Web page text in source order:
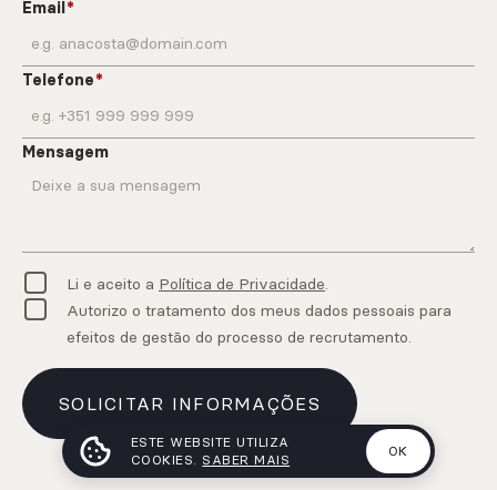
Email
Telefone
Mensagem
Li e aceito a Política de Privacidade.
Autorizo o tratamento dos meus dados pessoais para
efeitos de gestão do processo de recrutamento.
SOLICITAR INFORMAÇÕES
ESTE WEBSITE UTILIZA
COOKIES. SABER MAIS
OK